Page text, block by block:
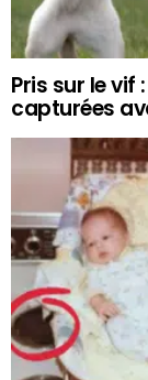
Pris sur le vif
capturées